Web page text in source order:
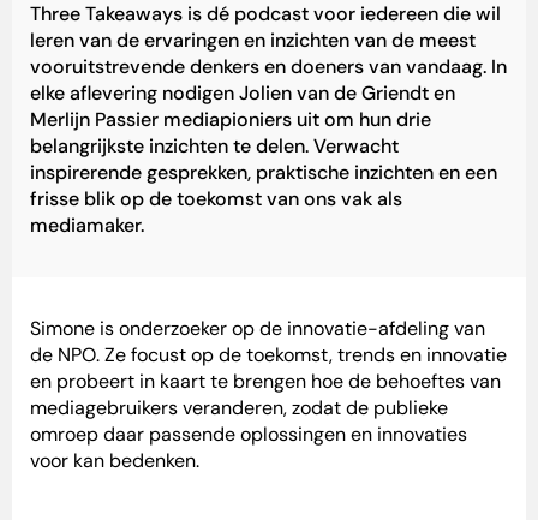
Three Takeaways is dé podcast voor iedereen die wil
leren van de ervaringen en inzichten van de meest
vooruitstrevende denkers en doeners van vandaag. In
elke aflevering nodigen Jolien van de Griendt en
Merlijn Passier mediapioniers uit om hun drie
belangrijkste inzichten te delen. Verwacht
inspirerende gesprekken, praktische inzichten en een
frisse blik op de toekomst van ons vak als
mediamaker.
Simone is onderzoeker op de innovatie-afdeling van
de NPO. Ze focust op de toekomst, trends en innovatie
en probeert in kaart te brengen hoe de behoeftes van
mediagebruikers veranderen, zodat de publieke
omroep daar passende oplossingen en innovaties
voor kan bedenken.